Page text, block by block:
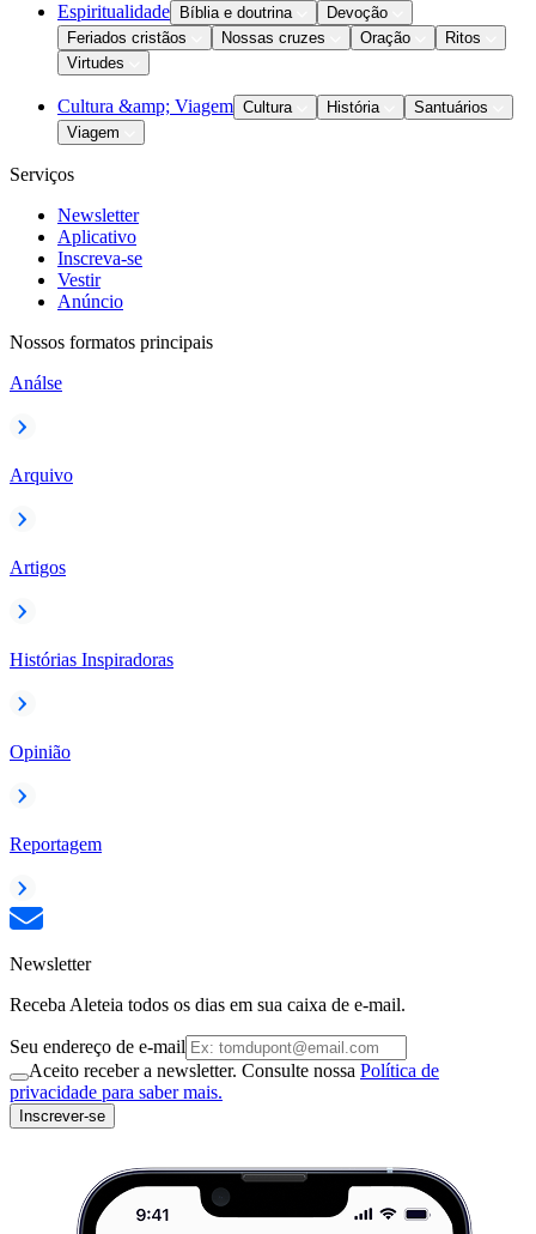
Espiritualidade Bíblia e doutrina
Devoção
Feriados cristãos
Nossas cruzes Oração
Ritos
Virtudes
Cultura &amp; Viagem Cultura História
Santuários
Viagem
Serviços
Newsletter
Aplicativo
Inscreva-se
Vestir
Anúncio
Nossos formatos principais
Análse
Arquivo
Artigos
Histórias Inspiradoras
Opinião
Reportagem
Newsletter
Receba Aleteia todos os dias em sua caixa de e-mail.
Seu endereço de e-mail
Aceito receber a newsletter. Consulte nossa Política de
privacidade para saber mais.
Inscrever-se